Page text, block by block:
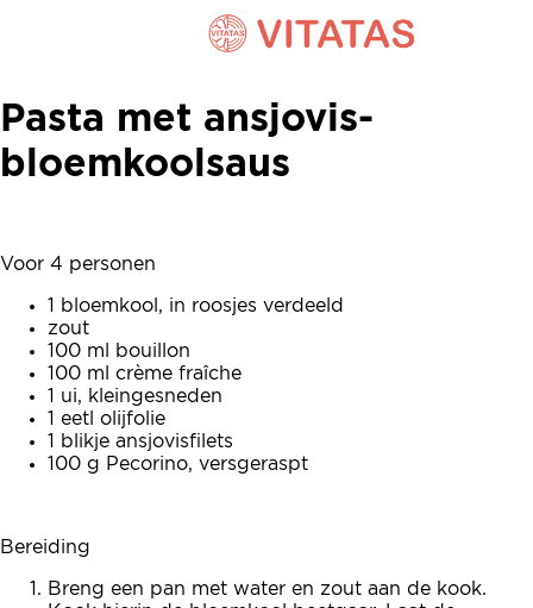
Ansjovis-bloemkoolsaus
Pasta met ansjovis-
bloemkoolsaus
Voor 4 personen
1 bloemkool, in roosjes verdeeld
zout
100 ml bouillon
100 ml crème fraîche
1 ui, kleingesneden
1 eetl olijfolie
1 blikje ansjovisfilets
100 g Pecorino, versgeraspt
Bereiding
Breng een pan met water en zout aan de kook.